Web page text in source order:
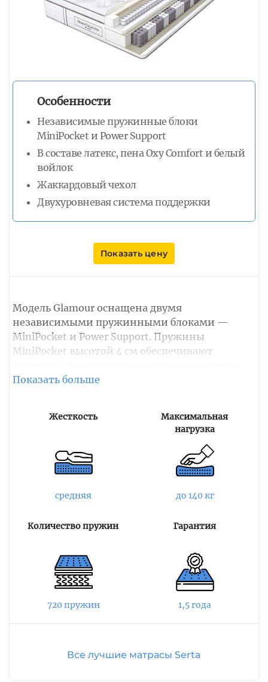
Особенности
Независимые пружинные блоки
MiniPocket и Power Support
В составе латекс, пена Oxy Comfort и белый
войлок
Жаккардовый чехол
Двухуровневая система поддержки
Показать цену
Модель Glamour оснащена двумя
независимыми пружинными блоками —
MiniPocket и Power Support. Пружины
MiniPocket высотой 4 см обеспечивают
реагирует на движения, способствуя быстрому
поддерживают правильное анатомическое
Мягкие слои представлены 7-зональным
натуральным латексом, белым войлоком и
пеной Oxy Comfort. Латекс имеет разные зоны
жесткости и способен выдерживает большие
первоначальной формы. Прослойка белого
все слои изделия. Пена Oxy Comfort улучшает
вентиляцию наполнителя и защищает от
образования и развития микроорганизмов.
технологии Cool Balance Fabric Technology,
Жесткость
средняя
Максимальная
нагрузка
до 140 кг
Количество пружин
720 пружин
Гарантия
1,5 года
Все лучшие матрасы Serta